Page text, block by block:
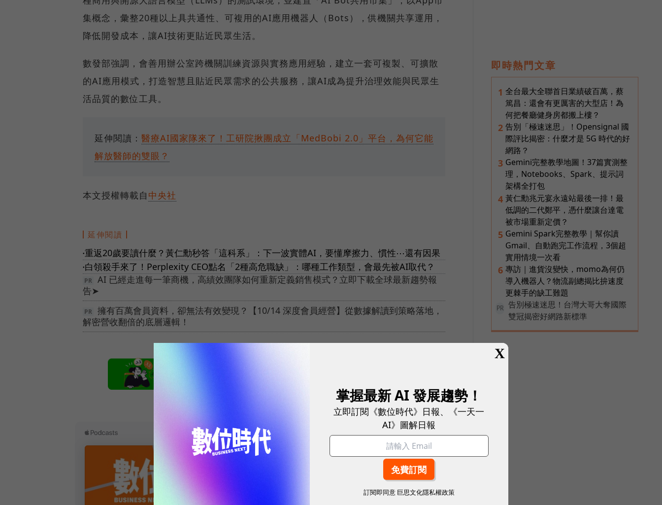
集概念，彙整20種以上具共通性、可複用的AI應用機器人（Bots），供機關共享運用，
降低開發成本，讓AI技術更貼近民眾生活。
數發部強調，會善用辦公室跨機關訓練資源與實務應用經驗，建立一套可複製、可擴散
的AI應用模式，打造智慧且貼近民眾需求的公共服務，讓AI成為提升治理效能與民眾生
活品質的數位工具。
延伸閱讀： 醫療AI國家隊來了！工研院揪團成立「MedBobi 2.0」平台，為何它能
解放醫師的雙眼？
本文授權轉載自 中央社
延伸閱讀
●重返20歲要讀什麼？黃仁勳秒答「這科系」：下一波實體AI，要懂摩擦力、慣性⋯還有因果
● 白領殺手來了！Perplexity CEO點名「2種高危職缺」：哪種工作類型，會最先被AI取代？
AI 已經走進每一筆商機，高績效團隊如何重新定義銷售模式？立即下載全球最新趨勢報
告➤
擁有百萬會員資料，卻無法有效變現？【10/14 深度會員經營】從數據解讀到策略落地，
解密營收翻倍的底層邏輯！
即時熱門文章
1 全台最大全聯首日業績破百萬，蔡
篤昌：還會有更厲害的大型店！為
何把餐廳健身房都搬上樓？
2 告別「極速迷思」！Opensignal 國
際評比揭密：什麼才是 5G 時代的好
網路？
3 Gemini完整教學地圖！37篇實測整
理，Notebooks、Spark、提示詞
架構全打包
4 黃仁勳兆元宴永遠站最後一排！最
低調的二代鄭平，憑什麼讓台達電
被市場重新定價？
5 Gemini Spark完整教學｜幫你讀
Gmail、自動跑完工作流程，3個超
實用情境一次看
6 專訪｜進貨沒變快，momo為何仍
導入機器人？物流副總揭比拚速度
更棘手的缺工難題
PR
告別極速迷思！台灣大哥大奪國際
雙冠揭密好網路新標準
X
掌握最新 AI 發展趨勢！
立即訂閱《數位時代》日報、《一天一
AI》圖解日報
訂閱即同意 巨思文化隱私權政策